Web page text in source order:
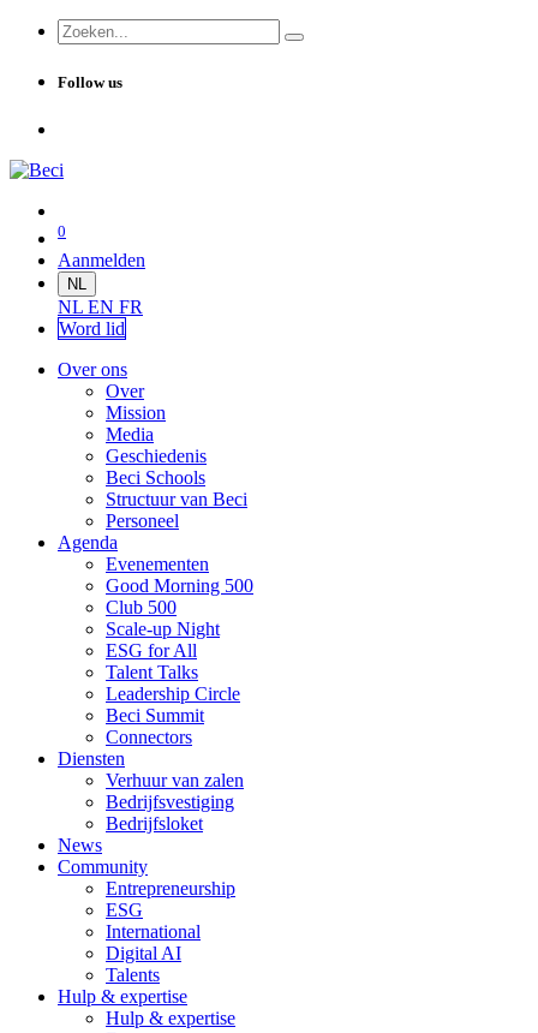
Follow us
0
Aanmelden
NL
NL EN FR
Word lid
Over ons
Over
Mission
Media
Geschiedenis
Beci Schools
Structuur van Beci
Personeel
Agenda
Evenementen
Good Morning 500
Club 500
Scale-up Night
ESG for All
Talent Talks
Leadership Circle
Beci Summit
Connectors
Diensten
Verhuur van zalen
Bedrijfsvestiging
Bedrijfsloket
News
Community
Entrepreneurship
ESG
International
Digital AI
Talents
Hulp & expertise
Hulp & expertise